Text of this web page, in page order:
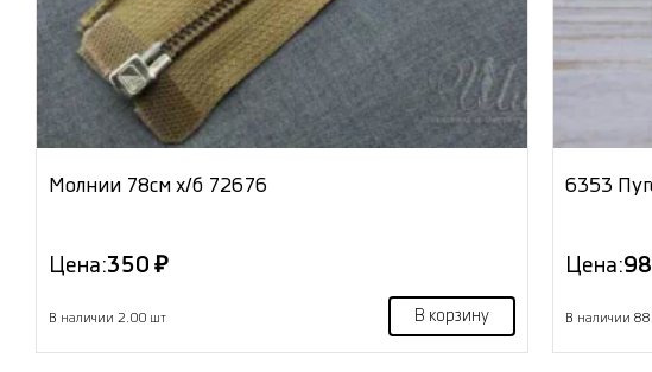
Молнии 78см х/б 72676
Цена:350 ₽
В наличии 2.00 шт В корзину
6353
Цена:
В наличии